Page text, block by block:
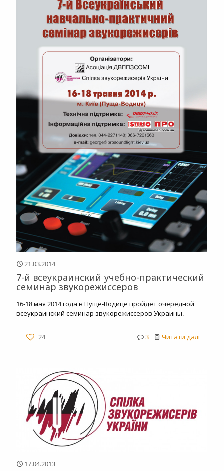
21.03.2014
7-й всеукраинский учебно-практический
семинар звукорежиссеров
16-18 мая 2014 года в Пуще-Водице пройдет очередной
всеукраинский семинар звукорежиссеров Украины.
24 3 Читати далі
17.04.2013